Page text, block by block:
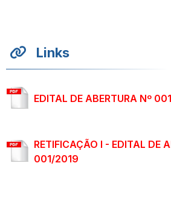
Links
EDITAL DE ABERTURA Nº
RETIFICAÇÃO I - EDITAL DE
001/2019